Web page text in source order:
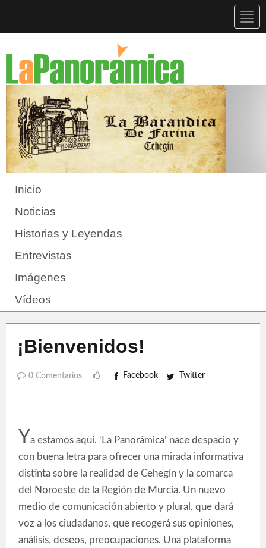
Inicio
Noticias
Historias y Leyendas
Entrevistas
Imágenes
Vídeos
¡Bienvenidos!
0 Comentarios Facebook Twitter
Ya estamos aquí. ‘La Panorámica’ nace despacio y
con buena letra para ofrecer una mirada informativa
distinta sobre la realidad de Cehegín y la comarca
del Noroeste de la Región de Murcia. Un nuevo
medio de comunicación abierto y plural, que dará
voz a los ciudadanos, que recogerá sus opiniones,
análisis, deseos, preocupaciones. Una plataforma